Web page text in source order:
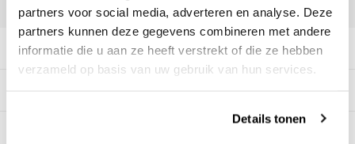
partners voor social media, adverteren en analyse. Deze
partners kunnen deze gegevens combineren met andere
informatie die u aan ze heeft verstrekt of die ze hebben
verzameld op basis van uw gebruik van hun services.
Details tonen
Productomschrijving